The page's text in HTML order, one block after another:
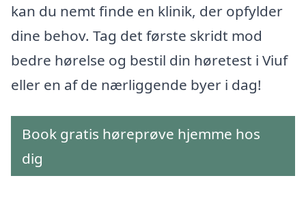
kan du nemt finde en klinik, der opfylder
dine behov. Tag det første skridt mod
bedre hørelse og bestil din høretest i Viuf
eller en af de nærliggende byer i dag!
Book gratis høreprøve hjemme hos
dig